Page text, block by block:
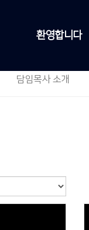
환영합니다
담임목사 소개